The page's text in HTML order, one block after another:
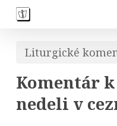
Skip
contentLiturgické
Komentár
nedeli v